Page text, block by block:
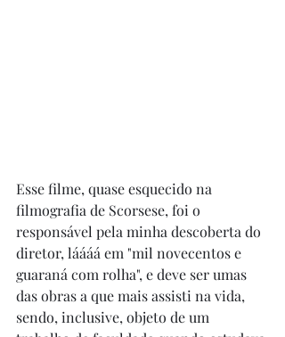
Esse filme, quase esquecido na
filmografia de Scorsese, foi o
responsável pela minha descoberta do
diretor, láááá em "mil novecentos e
guaraná com rolha", e deve ser umas
das obras a que mais assisti na vida,
sendo, inclusive, objeto de um